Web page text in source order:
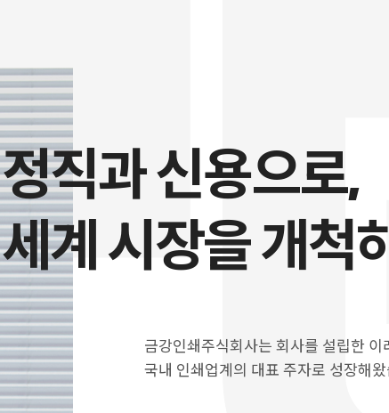
정직과 신용으로,
세계 시장을 개척
금강인쇄주식회사는 회사를 설립한
국내 인쇄업계의 대표 주자로 성장해